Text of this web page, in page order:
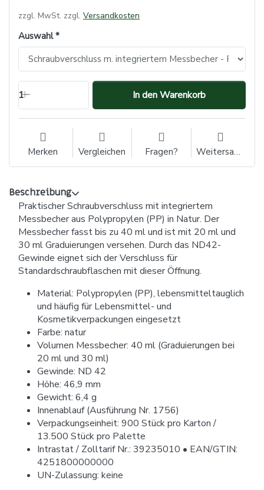
zzgl. MwSt. zzgl. Versandkosten
Auswahl
1 In den Warenkorb
Merken Vergleichen Fragen? Weitersagen
Beschreibung
Praktischer Schraubverschluss mit integriertem
Messbecher aus Polypropylen (PP) in Natur. Der
Messbecher fasst bis zu 40 ml und ist mit 20 ml und
30 ml Graduierungen versehen. Durch das ND42-
Gewinde eignet sich der Verschluss für
Standardschraubflaschen mit dieser Öffnung.
Material: Polypropylen (PP), lebensmitteltauglich
und häufig für Lebensmittel- und
Kosmetikverpackungen eingesetzt
Farbe: natur
Volumen Messbecher: 40 ml (Graduierungen bei
20 ml und 30 ml)
Gewinde: ND 42
Höhe: 46,9 mm
Gewicht: 6,4 g
Innenablauf (Ausführung Nr. 1756)
Verpackungseinheit: 900 Stück pro Karton /
13.500 Stück pro Palette
Intrastat / Zolltarif Nr.: 39235010 • EAN/GTIN:
4251800000000
UN-Zulassung: keine